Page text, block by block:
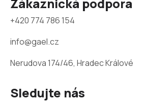
+420 774 786 154
info@gael.cz
Nerudova 174/46, Hradec Králové
Sledujte nás